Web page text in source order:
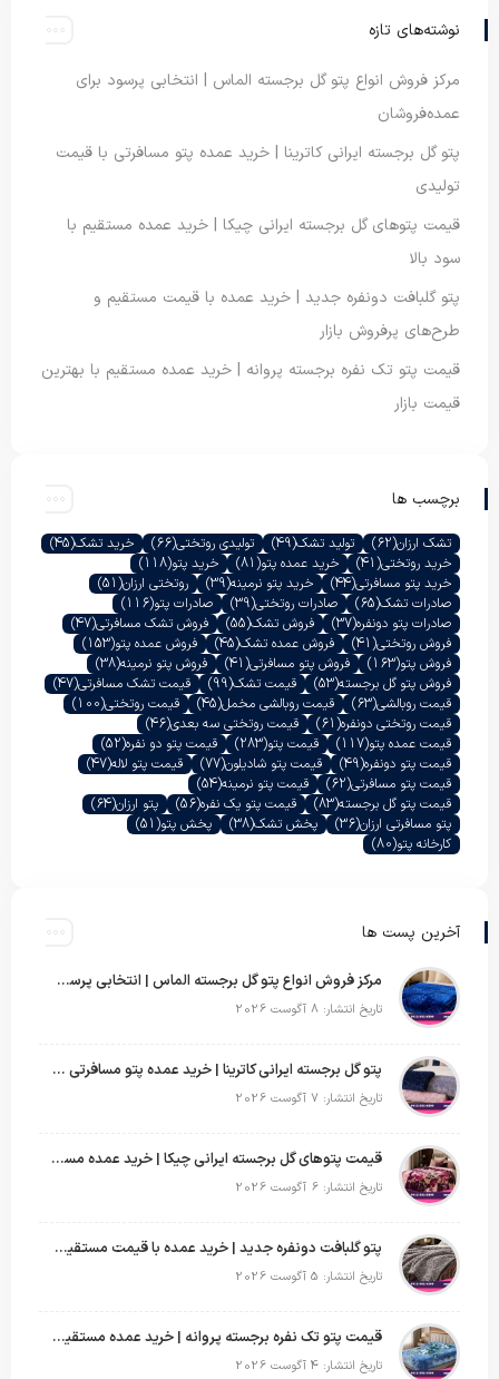
نوشته‌های تازه
مرکز فروش انواع پتو گل برجسته الماس | انتخابی پرسود برای
عمده‌فروشان
پتو گل برجسته ایرانی کاترینا | خرید عمده پتو مسافرتی با قیمت
تولیدی
قیمت پتوهای گل برجسته ایرانی چیکا | خرید عمده مستقیم با
سود بالا
پتو گلبافت دونفره جدید | خرید عمده با قیمت مستقیم و
طرح‌های پرفروش بازار
قیمت پتو تک نفره برجسته پروانه | خرید عمده مستقیم با بهترین
قیمت بازار
برچسب ها
تشک ارزان(62) تولید تشک(49) تولیدی روتختی(66) خرید تشک(45)
خرید روتختی(41) خرید عمده پتو(81) خرید پتو(118)
خرید پتو مسافرتی(44) خرید پتو نرمینه(39) روتختی ارزان(51)
صادرات تشک(65) صادرات روتختی(39) صادرات پتو(116)
صادرات پتو دونفره(37) فروش تشک(55) فروش تشک مسافرتی(47)
فروش روتختی(41) فروش عمده تشک(45) فروش عمده پتو(153)
فروش پتو(163) فروش پتو مسافرتی(41) فروش پتو نرمینه(38)
فروش پتو گل برجسته(53) قیمت تشک(99) قیمت تشک مسافرتی(47)
قیمت روبالشی(63) قیمت روبالشی مخمل(45) قیمت روتختی(100)
قیمت روتختی دونفره(61) قیمت روتختی سه بعدی(46)
قیمت عمده پتو(117) قیمت پتو(283) قیمت پتو دو نفره(52)
قیمت پتو دونفره(49) قیمت پتو شادیلون(77) قیمت پتو لاله(47)
قیمت پتو مسافرتی(62) قیمت پتو نرمینه(54)
قیمت پتو گل برجسته(83) قیمت پتو یک نفره(56) پتو ارزان(64)
پتو مسافرتی ارزان(36) پخش تشک(38) پخش پتو(51)
کارخانه پتو(80)
آخرین پست ها
مرکز فروش انواع پتو گل برجسته الماس | انتخابی پرسود برای عمده‌فروشان
تاریخ انتشار: 8 آگوست 2026
پتو گل برجسته ایرانی کاترینا | خرید عمده پتو مسافرتی با قیمت تولیدی
تاریخ انتشار: 7 آگوست 2026
قیمت پتوهای گل برجسته ایرانی چیکا | خرید عمده مستقیم با سود بالا
تاریخ انتشار: 6 آگوست 2026
پتو گلبافت دونفره جدید | خرید عمده با قیمت مستقیم و طرح‌های پرفروش بازار
تاریخ انتشار: 5 آگوست 2026
قیمت پتو تک نفره برجسته پروانه | خرید عمده مستقیم با بهترین قیمت بازار
تاریخ انتشار: 4 آگوست 2026